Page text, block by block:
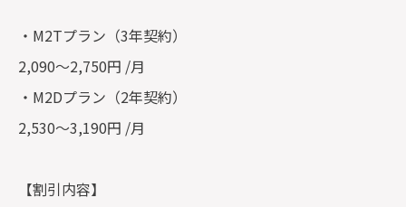
・M2Tプラン（3年契約）
2,090～2,750円 /月
・M2Dプラン（2年契約）
2,530～3,190円 /月
【割引内容】